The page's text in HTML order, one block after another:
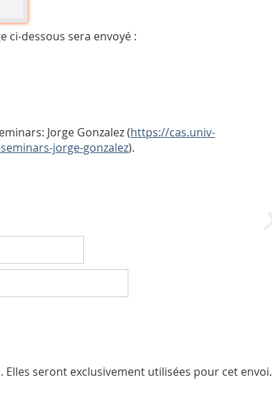
ci-dessous sera envoyé :
Jorge Gonzalez (https://cas.univ-
jorge-gonzalez).
Elles seront exclusivement utilisées pour cet envoi.